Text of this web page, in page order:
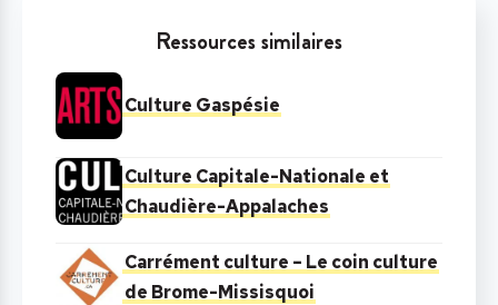
Ressources similaires
Culture Gaspésie
Culture Capitale-Nationale et
Chaudière-Appalaches
Carrément culture – Le coin culture
de Brome-Missisquoi